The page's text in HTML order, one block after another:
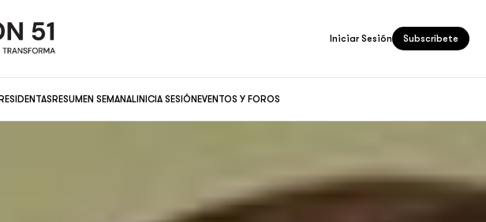
RESUMEN SEMANALINICIA SESIÓNEVENTOS Y FOROS
Iniciar Sesión Subscríbete